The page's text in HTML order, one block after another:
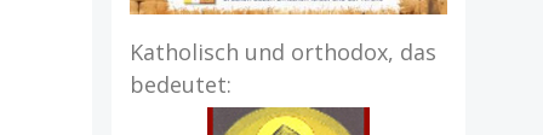
Katholisch und orthodox, das
bedeutet: